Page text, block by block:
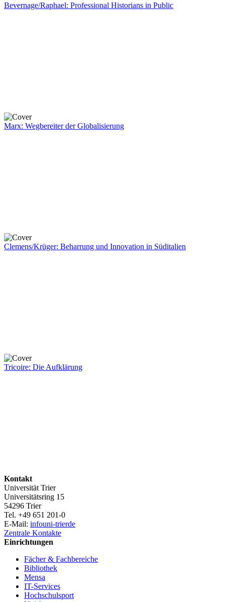
Bevernage/Raphael: Professional Historians in Public
Marx: Wegbereiter der Globalisierung
Clemens/Krüger: Beharrung und Innovation in Süditalien
Tricoire: Die Aufklärung
Kontakt
Universität Trier
Universitätsring 15
54296 Trier
Tel. +49 651 201-0
E-Mail: infouni-trierde
Zentrale Kontakte
Einrichtungen
Fächer & Fachbereiche
Bibliothek
Mensa
IT-Services
Hochschulsport